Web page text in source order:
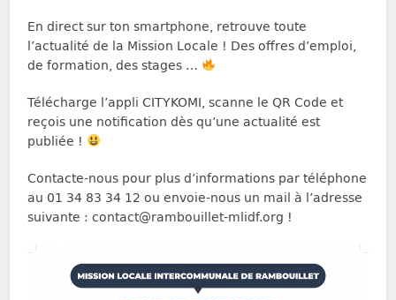
En direct sur ton smartphone, retrouve toute
l’actualité de la Mission Locale ! Des offres d’emploi,
de formation, des stages …
Télécharge l’appli CITYKOMI, scanne le QR Code et
reçois une notification dès qu’une actualité est
publiée !
Contacte-nous pour plus d’informations par téléphone
au 01 34 83 34 12 ou envoie-nous un mail à l’adresse
suivante : contact@rambouillet-mlidf.org !